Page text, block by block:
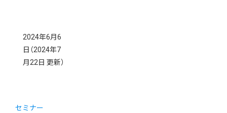
2024年6月6
日 （2024年7
月22日 更新）
セミナー